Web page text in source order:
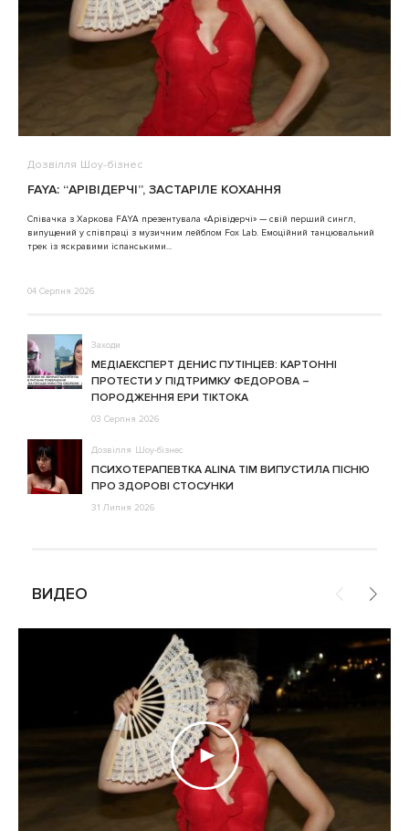
Дозвілля Шоу-бізнес
FAYA: “АРІВІДЕРЧІ”, ЗАСТАРІЛЕ КОХАННЯ
Співачка з Харкова FAYA презентувала «Арівідерчі» — свій перший сингл,
випущений у співпраці з музичним лейблом Fox Lab. Емоційний танцювальний
трек із яскравими іспанськими...
04 Серпня 2026
Заходи
МЕДІАЕКСПЕРТ ДЕНИС ПУТІНЦЕВ: КАРТОННІ
ПРОТЕСТИ У ПІДТРИМКУ ФЕДОРОВА –
ПОРОДЖЕННЯ ЕРИ ТІКТОКА
03 Серпня 2026
Дозвілля Шоу-бізнес
ПСИХОТЕРАПЕВТКА ALINA TIM ВИПУСТИЛА ПІСНЮ
ПРО ЗДОРОВІ СТОСУНКИ
31 Липня 2026
ВИДЕО